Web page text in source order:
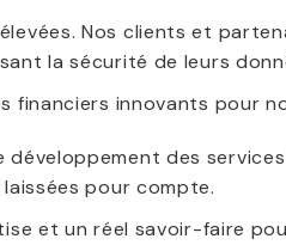
Nos clients et
la sécurité de leurs
financiers innovants pour
des
pour compte.
et un réel savoir-faire